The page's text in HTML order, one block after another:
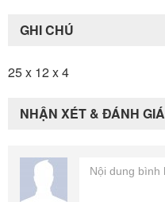
GHI CHÚ
25 x 12 x 4
NHẬN XÉT & ĐÁNH GIÁ